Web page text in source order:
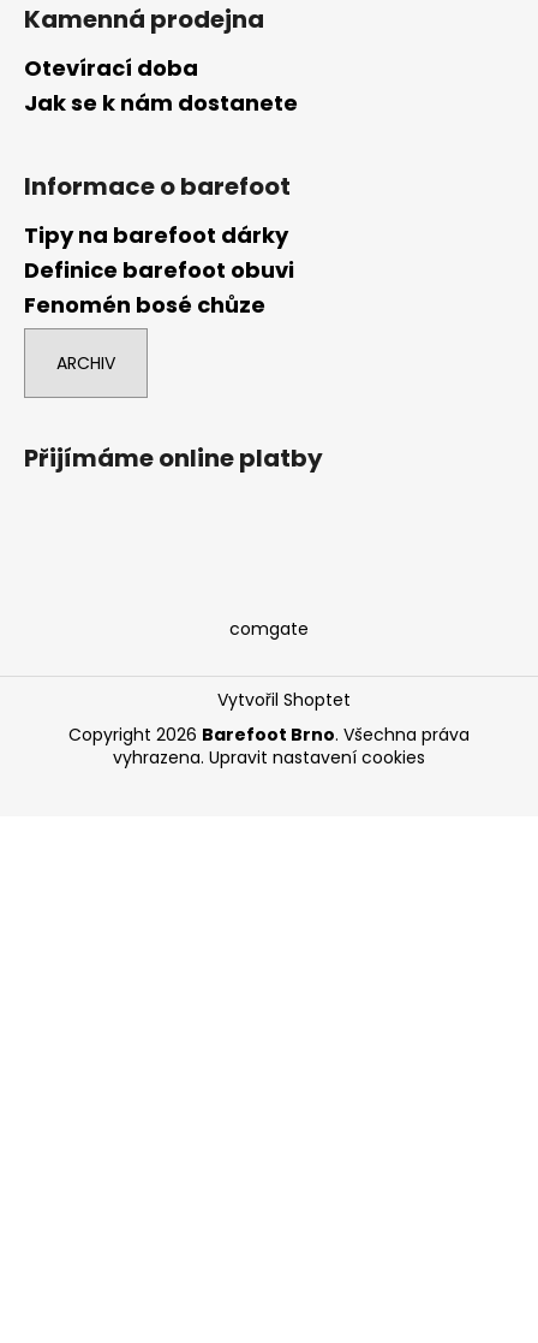
Kamenná prodejna
Otevírací doba
Jak se k nám dostanete
Informace o barefoot
Tipy na barefoot dárky
Definice barefoot obuvi
Fenomén bosé chůze
ARCHIV
Přijímáme online platby
comgate
Vytvořil Shoptet
Copyright 2026 Barefoot Brno. Všechna práva
vyhrazena. Upravit nastavení cookies